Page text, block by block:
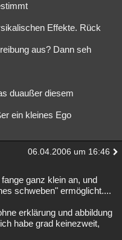
Allmystery English
Effekte. Rück
aus? Dann seh
duaußer diesem
ein kleines Ego
06.04.2006 um 16:46
ganz klein an, und
schweben" ermöglicht....
erklärung und abbildung
habe grad keinezweit,